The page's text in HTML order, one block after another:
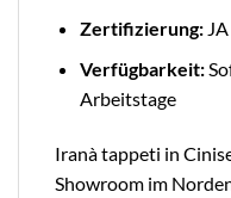
Zertifizierung:JA
Verfügbarkeit:
Arbeitstage
Iranà tappeti in
Showroom im